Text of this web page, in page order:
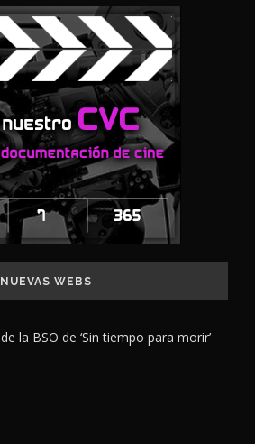
NUEVAS WEBS
la BSO de ‘Sin tiempo para morir’